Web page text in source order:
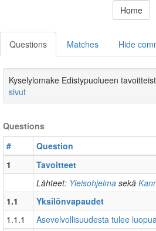
Home
Questions Matches Hide
Kyselylomake Edistypuolueen
sivut
Questions
#
Question
1
Tavoitteet
Lähteet: Yleisohjelma sekä
1.1
Yksilönvapaudet
1.1.1
Asevelvollisuudesta tulee